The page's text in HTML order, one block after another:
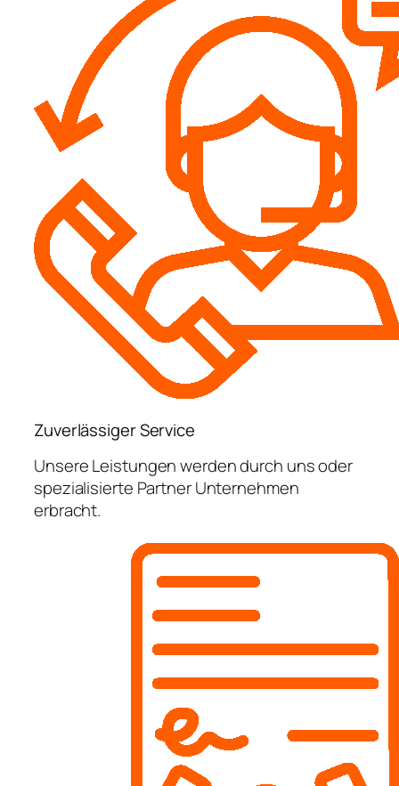
Zuverlässiger Service
Unsere Leistungen werden durch uns oder
spezialisierte Partner Unternehmen
erbracht.